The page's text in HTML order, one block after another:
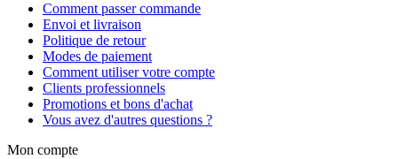
Comment passer commande
Envoi et livraison
Politique de retour
Modes de paiement
Comment utiliser votre compte
Clients professionnels
Promotions et bons d'achat
Vous avez d'autres questions ?
Mon compte